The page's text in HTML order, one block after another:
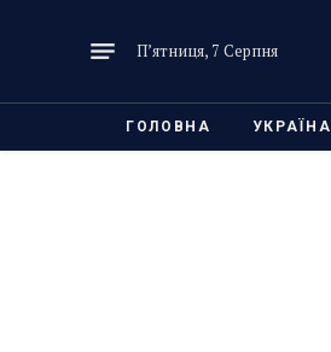
П’ятниця, 7 Серпня
ГОЛОВНА УКРАЇНА